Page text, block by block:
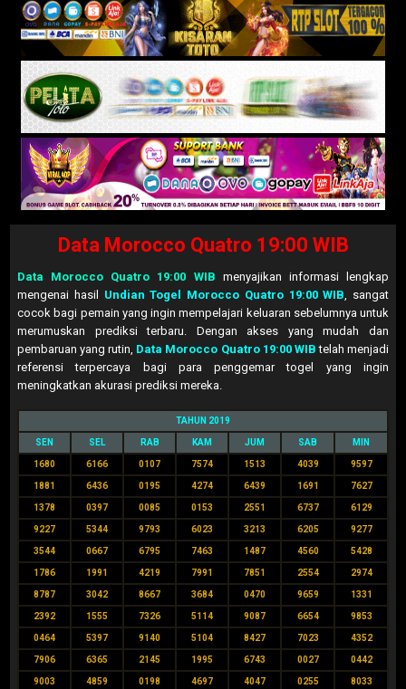
Data Morocco Quatro 19:00 WIB
Data Morocco Quatro 19:00 WIB menyajikan informasi lengkap
mengenai hasil Undian Togel Morocco Quatro 19:00 WIB , sangat
cocok bagi pemain yang ingin mempelajari keluaran sebelumnya untuk
merumuskan prediksi terbaru. Dengan akses yang mudah dan
pembaruan yang rutin, Data Morocco Quatro 19:00 WIB telah menjadi
referensi terpercaya bagi para penggemar togel yang ingin
meningkatkan akurasi prediksi mereka.
TAHUN 2019
SEN SEL RAB KAM JUM SAB MIN
1680 6166 0107 7574 1513 4039 9597
1881 6436 0195 4274 6439 1691 7627
1378 0397 0085 0153 2551 6737 6129
9227 5344 9793 6023 3213 6205 9277
3544 0667 6795 7463 1487 4560 5428
1786 1991 4219 7991 7851 2554 2974
8787 3042 8667 3684 0470 9659 1331
2392 1555 7326 5114 9087 6654 9853
0464 5397 9140 5104 8427 7023 4352
7906 6365 2145 1995 6743 0027 0442
9003 4859 0198 4697 4047 0255 8033